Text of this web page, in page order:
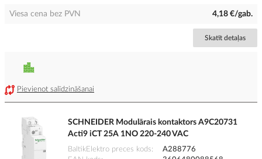
Viesa cena bez PVN 4,18 €/gab.
Skatīt detaļas
Pievienot salīdzināšanai
SCHNEIDER Modulārais kontaktors A9C20731
Acti9 iCT 25A 1NO 220-240 VAC
BaltikElektro preces kods
A288776